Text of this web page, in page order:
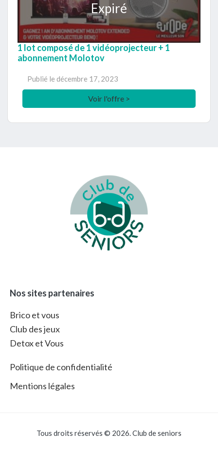
Expiré
1 lot composé de 1 vidéoprojecteur + 1
abonnement Molotov
Publié le décembre 17, 2023
Voir l'offre >
Nos sites partenaires
Brico et vous
Club des jeux
Detox et Vous
Politique de confidentialité
Mentions légales
Tous droits réservés © 2026. Club de seniors